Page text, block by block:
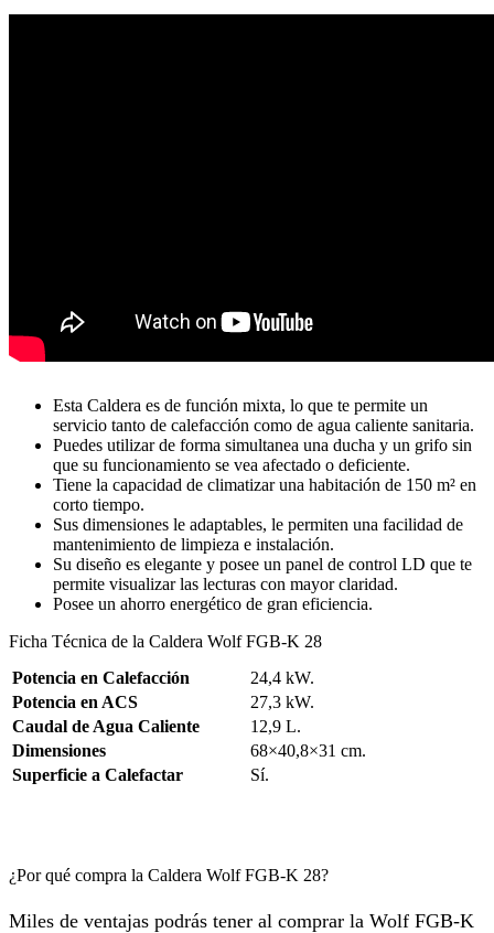
Esta Caldera es de función mixta, lo que te permite un
servicio tanto de calefacción como de agua caliente sanitaria.
Puedes utilizar de forma simultanea una ducha y un grifo sin
que su funcionamiento se vea afectado o deficiente.
Tiene la capacidad de climatizar una habitación de 150 m² en
corto tiempo.
Sus dimensiones le adaptables, le permiten una facilidad de
mantenimiento de limpieza e instalación.
Su diseño es elegante y posee un panel de control LD que te
permite visualizar las lecturas con mayor claridad.
Posee un ahorro energético de gran eficiencia.
Ficha Técnica de la Caldera Wolf FGB-K 28
Potencia en Calefacción
24,4 kW.
Potencia en ACS
27,3 kW.
Caudal de Agua Caliente
12,9 L.
Dimensiones
68×40,8×31 cm.
Superficie a Calefactar
Sí.
¿Por qué compra la Caldera Wolf FGB-K 28?
Miles de ventajas podrás tener al comprar la Wolf FGB-K